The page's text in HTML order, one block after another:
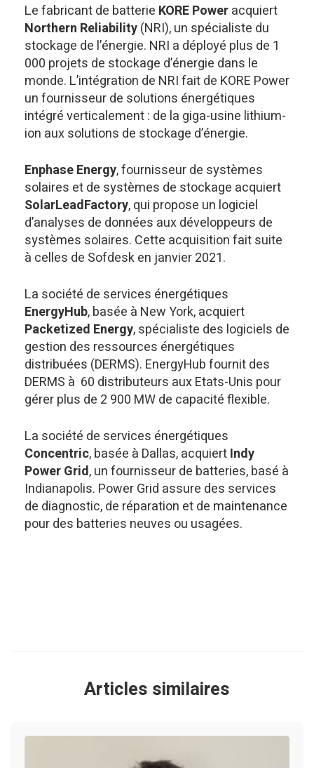
Le fabricant de batterie KORE Poweracquiert
Northern Reliability(NRI), un spécialiste du
stockage de l’énergie. NRI a déployé plus de 1
000 projets de stockage d’énergie dans le
monde. L’intégration de NRI fait de KORE Power
un fournisseur de solutions énergétiques
intégré verticalement : de la giga-usine lithium-
ion aux solutions de stockage d’énergie.
Enphase Energy, fournisseur de systèmes
solaires et de systèmes de stockage acquiert
SolarLeadFactory, qui propose un logiciel
d’analyses de données aux développeurs de
systèmes solaires. Cette acquisition fait suite
à celles de Sofdesk en janvier 2021.
La société de services énergétiques
EnergyHub, basée à New York, acquiert
Packetized Energy, spécialiste des logiciels de
gestion des ressources énergétiques
distribuées (DERMS). EnergyHub fournit des
DERMS à 60 distributeurs aux Etats-Unis pour
gérer plus de 2 900 MW de capacité flexible.
La société de services énergétiques
Concentric, basée à Dallas, acquiertIndy
Power Grid, un fournisseur de batteries, basé à
Indianapolis. Power Grid assure des services
de diagnostic, de réparation et de maintenance
pour des batteries neuves ou usagées.
Articles similaires